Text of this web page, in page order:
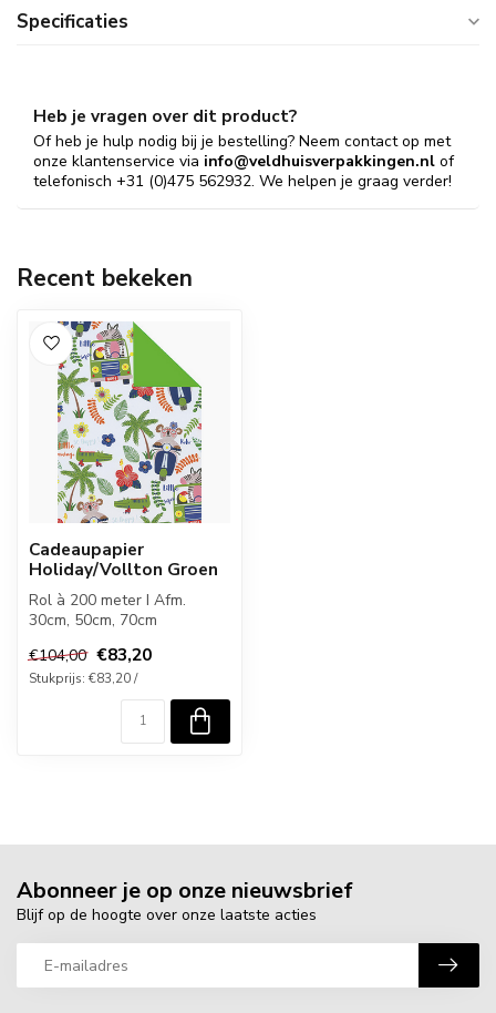
Specificaties
Heb je vragen over dit product?
Of heb je hulp nodig bij je bestelling? Neem contact op met
onze klantenservice via info@veldhuisverpakkingen.nl of
telefonisch +31 (0)475 562932. We helpen je graag verder!
Recent bekeken
Cadeaupapier
Holiday/Vollton Groen
Rol à 200 meter I Afm.
30cm, 50cm, 70cm
€104,00 €83,20
Stukprijs: €83,20 /
Abonneer je op onze nieuwsbrief
Blijf op de hoogte over onze laatste acties